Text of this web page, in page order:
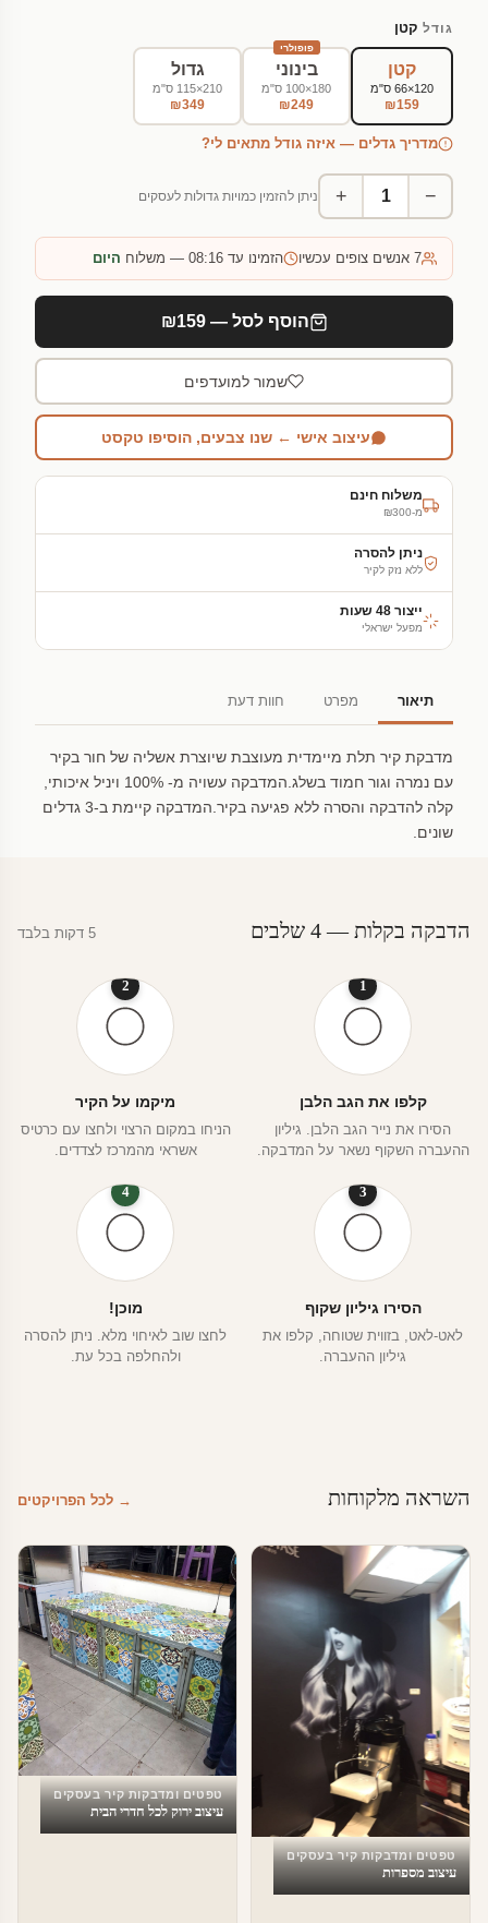
גודל קטן
קטן
120×66 ס"מ
₪159
פופולרי
בינוני
180×100 ס"מ
₪249
גדול
210×115 ס"מ
₪349
מדריך גדלים — איזה גודל מתאים לי?
−
+ ניתן להזמין כמויות גדולות לעסקים
7 אנשים צופים עכשיו הזמינו עד 08:16 — משלוח היום
הוסף לסל — ₪159
שמור למועדפים
עיצוב אישי ← שנו צבעים, הוסיפו טקסט
משלוח חינם
מ-₪300
ניתן להסרה
ללא נזק לקיר
ייצור 48 שעות
מפעל ישראלי
תיאור מפרט חוות דעת
מדבקת קיר תלת מיימדית מעוצבת שיוצרת אשליה של חור בקיר
עם נמרה וגור חמוד בשלג.המדבקה עשויה מ- 100% ויניל איכותי,
קלה להדבקה והסרה ללא פגיעה בקיר.המדבקה קיימת ב-3 גדלים
שונים.
הדבקה בקלות — 4 שלבים 5 דקות בלבד
1
קלפו את הגב הלבן
הסירו את נייר הגב הלבן. גיליון
ההעברה השקוף נשאר על המדבקה.
2
מיקמו על הקיר
הניחו במקום הרצוי ולחצו עם כרטיס
אשראי מהמרכז לצדדים.
3
הסירו גיליון שקוף
לאט-לאט, בזווית שטוחה, קלפו את
גיליון ההעברה.
4
מוכן!
לחצו שוב לאיחוי מלא. ניתן להסרה
ולהחלפה בכל עת.
השראה מלקוחות → לכל הפרויקטים
טפטים ומדבקות קיר בעסקים
עיצוב מספרות
טפטים ומדבקות קיר בעסקים
עיצוב ירוק לכל חדרי הבית